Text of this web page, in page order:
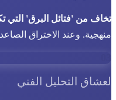
تخاف من 'فتائل البرق' التي
منهجية. وعند الاختراق
لعشاق التحليل الفني